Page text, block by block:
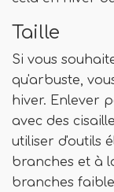
Taille
Si vous
qu'arbuste,
hiver. Enlever
avec des
utiliser d'outils
branches et à
branches